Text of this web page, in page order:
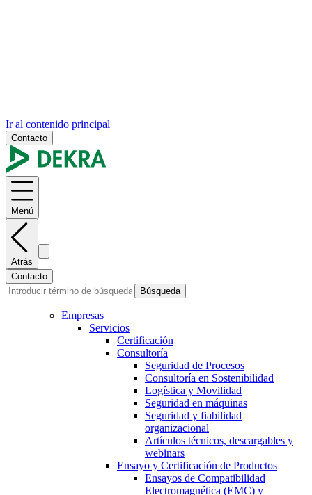
Ir al contenido principal
Contacto
Menú
Atrás
Contacto
Búsqueda
Empresas
Servicios
Certificación
Consultoría
Seguridad de Procesos
Consultoría en Sostenibilidad
Logística y Movilidad
Seguridad en máquinas
Seguridad y fiabilidad
organizacional
Artículos técnicos, descargables y
webinars
Ensayo y Certificación de Productos
Ensayos de Compatibilidad
Electromagnética (EMC) y